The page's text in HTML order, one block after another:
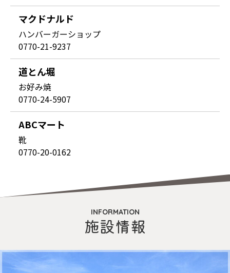
マクドナルド
ハンバーガーショップ
0770-21-9237
道とん堀
お好み焼
0770-24-5907
ABCマート
靴
0770-20-0162
INFORMATION
施設情報